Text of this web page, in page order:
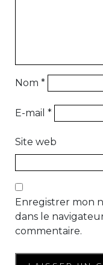
Nom *
E-mail *
Site web
Enregistrer mon
dans le
commentaire.